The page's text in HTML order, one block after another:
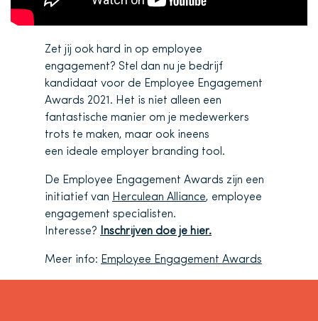
Zet jij ook hard in op employee
engagement? Stel dan nu je bedrijf
kandidaat voor de Employee Engagement
Awards 2021. Het is niet alleen een
fantastische manier om je medewerkers
trots te maken, maar ook ineens
een ideale employer branding tool.
De Employee Engagement Awards zijn een
initiatief van Herculean Alliance, employee
engagement specialisten.
Interesse? Inschrijven doe je hier.
Meer info: Employee Engagement Awards